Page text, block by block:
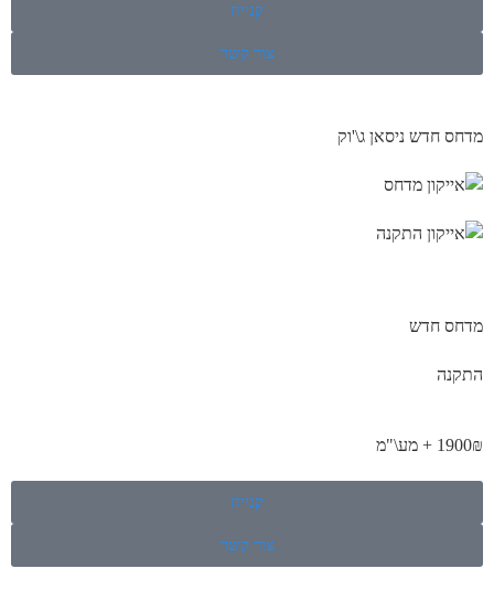
קנייה
צור קשר
מדחס חדש ניסאן ג\'וק
מדחס חדש
התקנה
1900₪ + מע\"מ
קנייה
צור קשר